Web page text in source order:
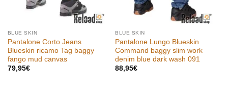
BLUE SKIN
Pantalone Corto Jeans
Blueskin ricamo Tag baggy
fango mud canvas
79,95€
BLUE SKIN
Pantalone Lungo Blueskin
Command baggy slim work
denim blue dark wash 091
88,95€